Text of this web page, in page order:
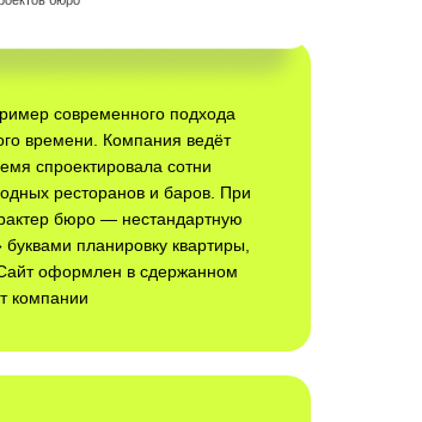
современного подхода
времени. Компания ведёт
спроектировала сотни
ресторанов и баров. При
бюро — нестандартную
планировку квартиры,
оформлен в сдержанном
компании